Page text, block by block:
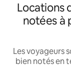
Locations
notées à
Les voyageurs
bien notés en